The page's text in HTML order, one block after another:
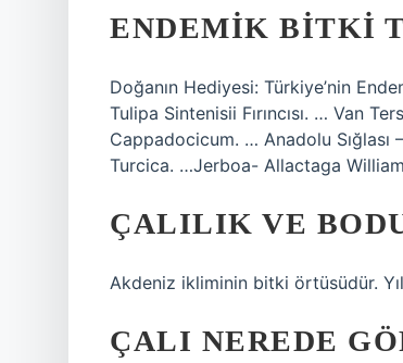
ENDEMIK BITKI
Doğanın Hediyesi: Türkiye’nin
Tulipa Sintenisii Fırıncısı. … Van
Cappadocicum. … Anadolu Sığlası
Turcica. …Jerboa- Allactaga
ÇALILIK VE
Akdeniz ikliminin bitki örtüsüdür.
ÇALI NEREDE